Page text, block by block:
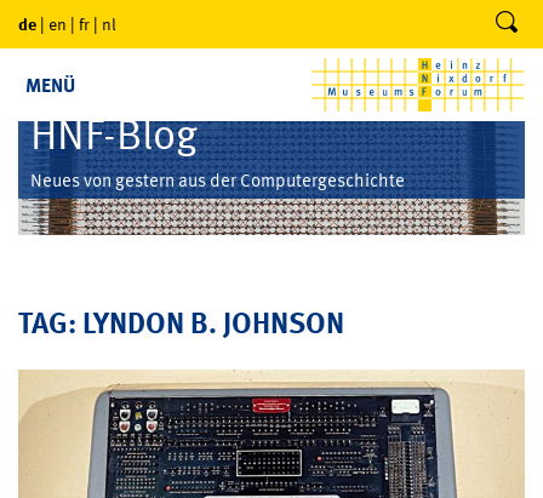
de | en | fr | nl
MENÜ
HNF-Blog
Neues von gestern aus der Computergeschichte
TAG: LYNDON B. JOHNSON